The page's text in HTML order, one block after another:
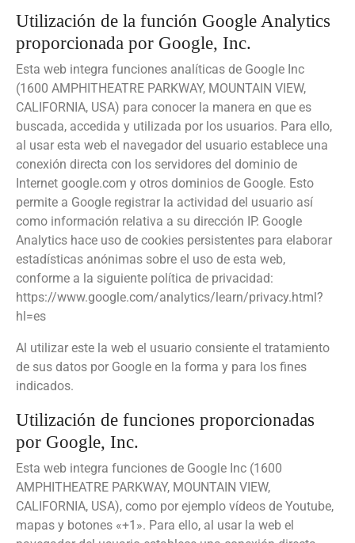
Utilización de la función Google Analytics
proporcionada por Google, Inc.
Esta web integra funciones analíticas de Google Inc
(1600 AMPHITHEATRE PARKWAY, MOUNTAIN VIEW,
CALIFORNIA, USA) para conocer la manera en que es
buscada, accedida y utilizada por los usuarios. Para ello,
al usar esta web el navegador del usuario establece una
conexión directa con los servidores del dominio de
Internet google.com y otros dominios de Google. Esto
permite a Google registrar la actividad del usuario así
como información relativa a su dirección IP. Google
Analytics hace uso de cookies persistentes para elaborar
estadísticas anónimas sobre el uso de esta web,
conforme a la siguiente política de privacidad:
https://www.google.com/analytics/learn/privacy.html?
hl=es
Al utilizar este la web el usuario consiente el tratamiento
de sus datos por Google en la forma y para los fines
indicados.
Utilización de funciones proporcionadas
por Google, Inc.
Esta web integra funciones de Google Inc (1600
AMPHITHEATRE PARKWAY, MOUNTAIN VIEW,
CALIFORNIA, USA), como por ejemplo vídeos de Youtube,
mapas y botones «+1». Para ello, al usar la web el